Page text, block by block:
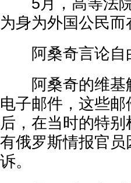
5月，高等法院
为身为外国公民
阿桑奇言论自
阿桑奇的维基
电子邮件，这些
后，在当时的特
有俄罗斯情报官
诉。